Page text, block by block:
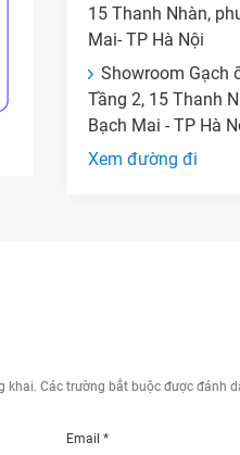
15 Thanh Nhàn,
Mai- TP Hà Nội
Showroom Gạch
Tầng 2, 15 Thanh
Bạch Mai - TP Hà
Xem đường đi
khai. Các trường bắt buộc được đánh
Email *